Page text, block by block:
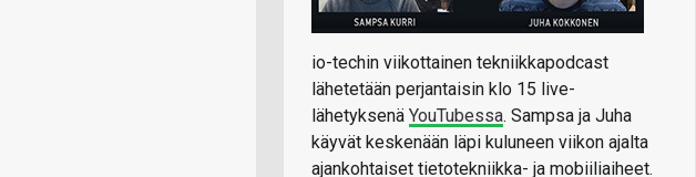
io-techin viikottainen tekniikkapodcast
lähetetään perjantaisin klo 15 live-
lähetyksenä YouTubessa. Sampsa ja Juha
käyvät keskenään läpi kuluneen viikon ajalta
ajankohtaiset tietotekniikka- ja mobiiliaiheet.